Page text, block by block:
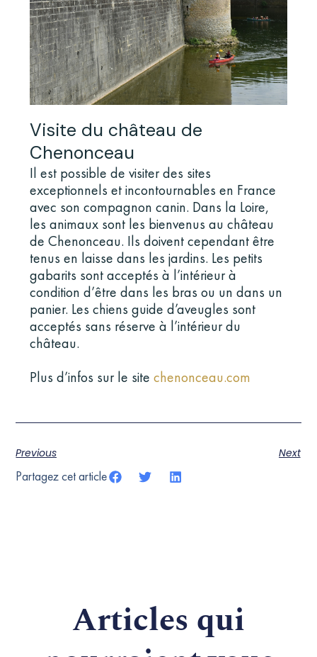
Visite du château de
Chenonceau
Il est possible de visiter des sites
exceptionnels et incontournables en France
avec son compagnon canin. Dans la Loire,
les animaux sont les bienvenus au château
de Chenonceau. Ils doivent cependant être
tenus en laisse dans les jardins. Les petits
gabarits sont acceptés à l’intérieur à
condition d’être dans les bras ou un dans un
panier. Les chiens guide d’aveugles sont
acceptés sans réserve à l’intérieur du
château.
Plus d’infos sur le sitechenonceau.com
Previous Next
Partagez cet article
Articles qui